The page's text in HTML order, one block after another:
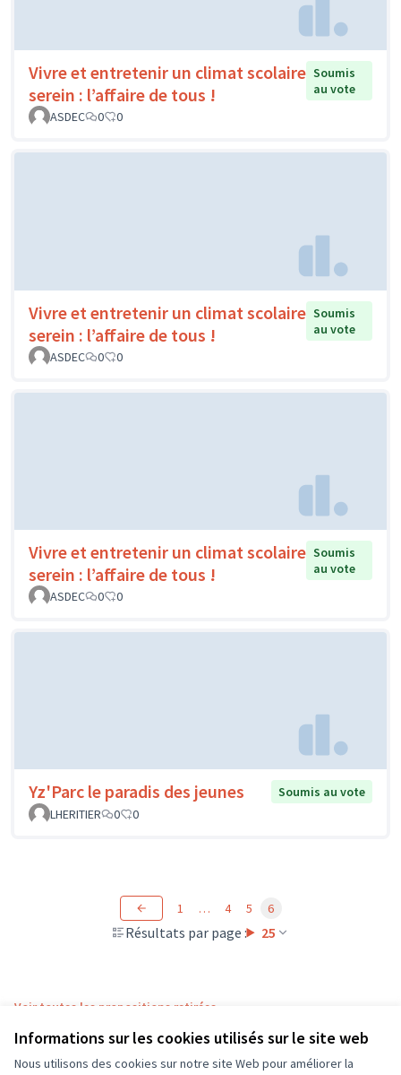
Informations sur les cookies utilisés sur le site web
Nous utilisons des cookies sur notre site Web pour améliorer la
Vivre et entretenir un climat scolaire
serein : l’affaire de tous !
Soumis
au vote
ASDEC
0 0
Vivre et entretenir un climat scolaire
serein : l’affaire de tous !
Soumis
au vote
ASDEC
0 0
Vivre et entretenir un climat scolaire
serein : l’affaire de tous !
Soumis
au vote
ASDEC
0 0
Yz'Parc le paradis des jeunes
Soumis au vote
LHERITIER
0 0
Résultats par page : 25
1 … 4 5 6
Voir toutes les propositions retirées
Conditions d'utilisation